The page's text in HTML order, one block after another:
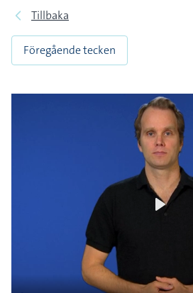
Tillbaka
Föregående tecken